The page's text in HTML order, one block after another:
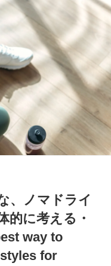
、ノマドライ
的に考える・
way to
for